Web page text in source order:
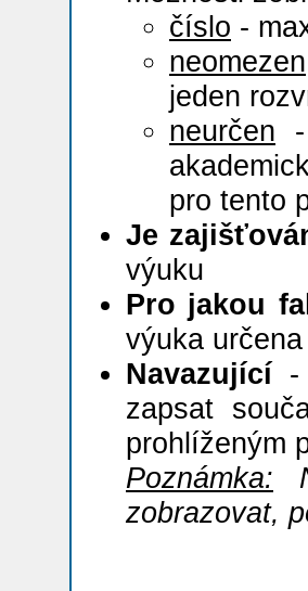
číslo -
neomezen
jeden
neurčen
pro tento
Je
výuku
Pro jakou
výuka určena
Navazující-
zapsat
prohlíženým
Poznámka:
zobrazovat,